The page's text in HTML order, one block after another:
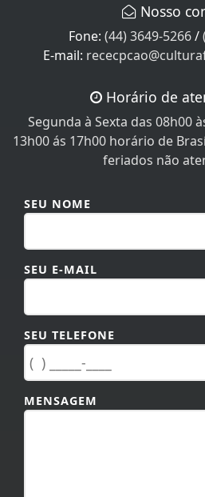
Nosso
Fone: (44) 3649-5266/
E-mail:
Horário de
Segunda à Sexta das 08h00
13h00 ás 17h00 horário de
feriados não
SEU NOME
SEU E-MAIL
SEU TELEFONE
MENSAGEM